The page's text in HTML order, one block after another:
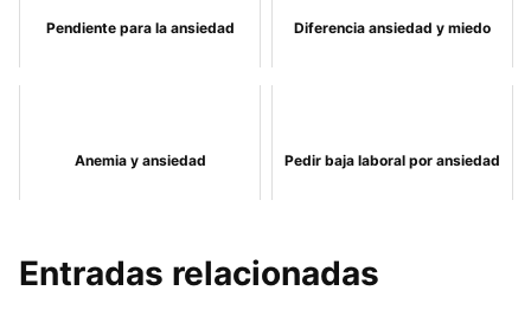
Pendiente para la ansiedad Diferencia ansiedad y miedo
Anemia y ansiedad Pedir baja laboral por ansiedad
Entradas relacionadas